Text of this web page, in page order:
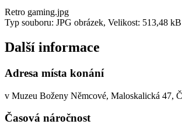
Retro gaming.jpg
Typ souboru: JPG obrázek, Velikost: 513,48 kB
Další informace
Adresa místa konání
v Muzeu Boženy Němcové, Maloskalická 47,
Časová náročnost